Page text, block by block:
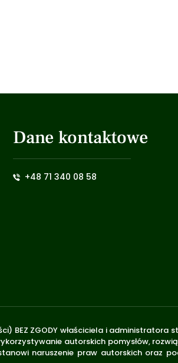
Dane kontaktowe
+48 71 340 08 58
BEZ ZGODY właściciela i
autorskich pomysłów,
naruszenie praw autorskich oraz